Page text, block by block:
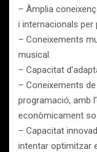
– Àmplia
i internacionals
– Coneixements
musical.
– Capacitat
– Coneixements
programació, amb
econòmicament
– Capacitat
intentar optimitzar